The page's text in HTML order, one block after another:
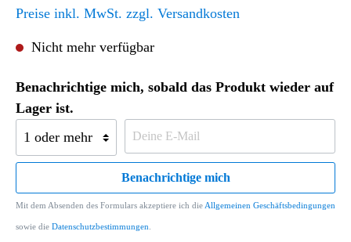
Preise inkl. MwSt. zzgl. Versandkosten
Nicht mehr verfügbar
Benachrichtige mich, sobald das Produkt wieder auf
Lager ist.
Benachrichtige mich
Mit dem Absenden des Formulars akzeptiere ich die Allgemeinen Geschäftsbedingungen
sowie die Datenschutzbestimmungen